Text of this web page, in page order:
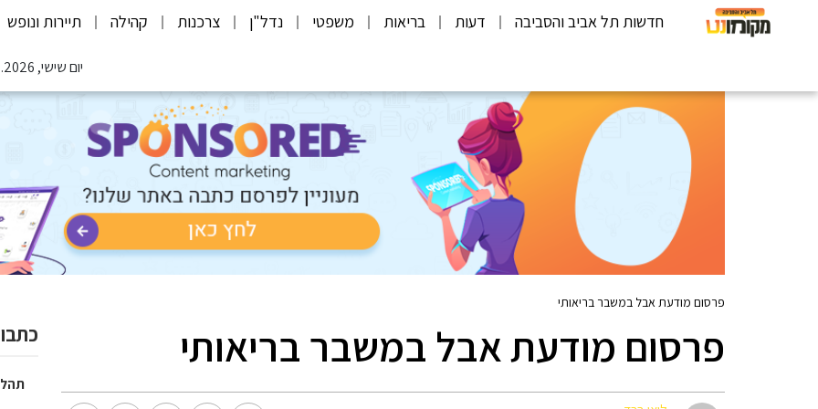
חדשות תל אביב והסביבה דעות בריאות משפטי נדל"ן צרכנות קהילה תיירות ונופש
יום שישי, 07.08.2026
פרסום מודעת אבל במשבר בריאותי
פרסום מודעת אבל במשבר בריאותי